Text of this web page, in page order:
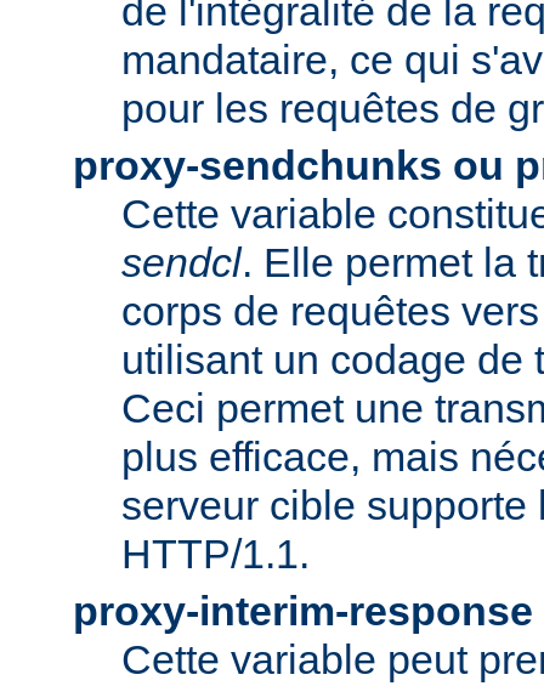
de l'intégralité de la
mandataire, ce qui
pour les requêtes de
proxy-sendchunks ou
Cette variable
sendcl. Elle permet la
corps de requêtes
utilisant un codage de
Ceci permet une
plus efficace, mais
serveur cible supporte
HTTP/1.1.
proxy-interim-response
Cette variable peut